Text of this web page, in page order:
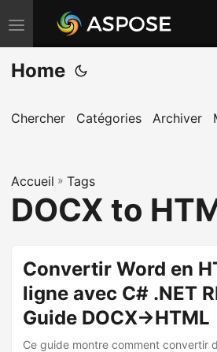
B
a
s
u
r
l
a
Home
Chercher Catégories Archiver
Accueil » Tags
DOCX to
Convertir Word en
ligne avec C# .NET
Guide DOCX→HTML
Ce guide montre comment convertir